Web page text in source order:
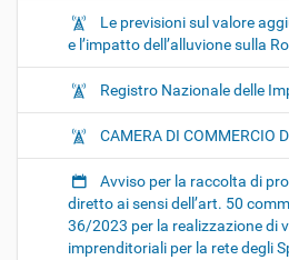
Le previsioni sul valore
e l’impatto dell’alluvione sulla
Registro Nazionale delle
CAMERA DI COMMERCIO
Avviso per la raccolta di
diretto ai sensi dell’art. 50
36/2023 per la realizzazione di
imprenditoriali per la rete degli